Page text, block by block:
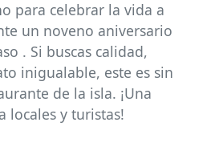
para celebrar la vida a
un noveno aniversario
. Si buscas calidad,
inigualable, este es sin
de la isla. ¡Una
locales y turistas!